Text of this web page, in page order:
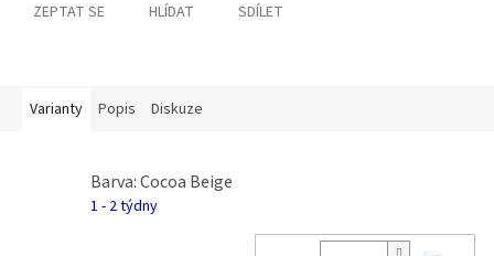
ZEPTAT SE HLÍDAT SDÍLET
Varianty Popis Diskuze
Barva: Cocoa Beige
1 - 2 týdny